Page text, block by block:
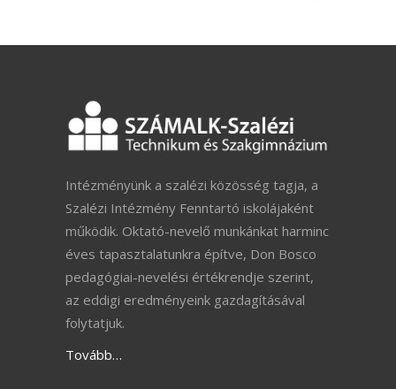
Intézményünk a szalézi közösség tagja, a
Szalézi Intézmény Fenntartó iskolájaként
működik. Oktató-nevelő munkánkat harminc
éves tapasztalatunkra építve, Don Bosco
pedagógiai-nevelési értékrendje szerint,
az eddigi eredményeink gazdagításával
folytatjuk.
Tovább…